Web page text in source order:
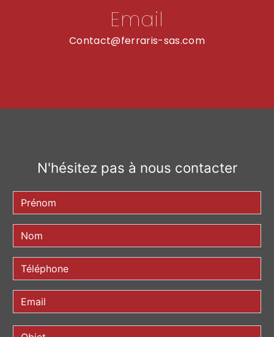
Email
contact@ferraris-sas.com
N'hésitez pas à nous contacter